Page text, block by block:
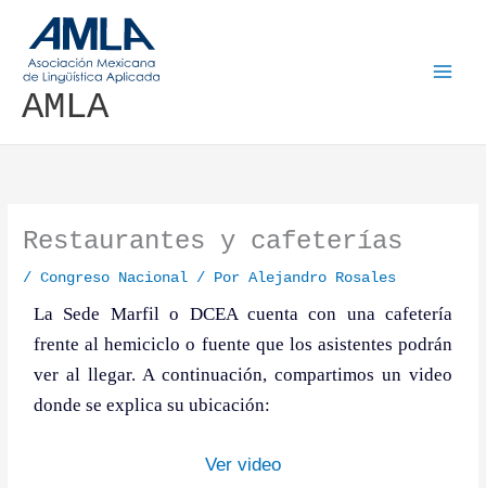
AMLA
Restaurantes y cafeterías
/Congreso Nacional / PorAlejandro Rosales
La Sede Marfil o DCEA cuenta con una cafetería
frente al hemiciclo o fuente que los asistentes podrán
ver al llegar. A continuación, compartimos un video
donde se explica su ubicación:
Ver video